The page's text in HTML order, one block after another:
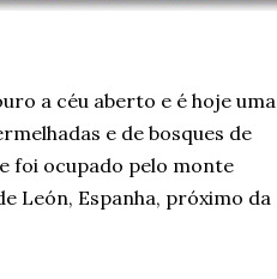
a céu aberto e é hoje uma
e de bosques de
foi ocupado pelo monte
León, Espanha, próximo da